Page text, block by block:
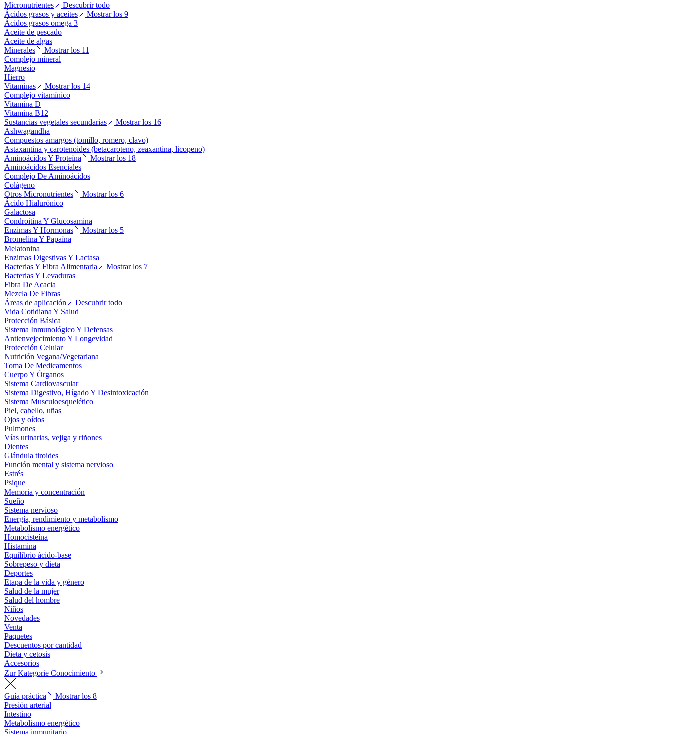
Micronutrientes
Descubrir todo
Ácidos grasos y aceites
Mostrar los 9
Ácidos grasos omega 3
Aceite de pescado
Aceite de algas
Minerales
Mostrar los 11
Complejo mineral
Magnesio
Hierro
Vitaminas
Mostrar los 14
Complejo vitamínico
Vitamina D
Vitamina B12
Sustancias vegetales secundarias
Mostrar los 16
Ashwagandha
Compuestos amargos (tomillo, romero, clavo)
Astaxantina y carotenoides (betacaroteno, zeaxantina, licopeno)
Aminoácidos Y Proteína
Mostrar los 18
Aminoácidos Esenciales
Complejo De Aminoácidos
Colágeno
Otros Micronutrientes
Mostrar los 6
Ácido Hialurónico
Galactosa
Condroitina Y Glucosamina
Enzimas Y Hormonas
Mostrar los 5
Bromelina Y Papaína
Melatonina
Enzimas Digestivas Y Lactasa
Bacterias Y Fibra Alimentaria
Mostrar los 7
Bacterias Y Levaduras
Fibra De Acacia
Mezcla De Fibras
Áreas de aplicación
Descubrir todo
Vida Cotidiana Y Salud
Protección Básica
Sistema Inmunológico Y Defensas
Antienvejecimiento Y Longevidad
Protección Celular
Nutrición Vegana/Vegetariana
Toma De Medicamentos
Cuerpo Y Órganos
Sistema Cardiovascular
Sistema Digestivo, Hígado Y Desintoxicación
Sistema Musculoesquelético
Piel, cabello, uñas
Ojos y oídos
Pulmones
Vías urinarias, vejiga y riñones
Dientes
Glándula tiroides
Función mental y sistema nervioso
Estrés
Psique
Memoria y concentración
Sueño
Sistema nervioso
Energía, rendimiento y metabolismo
Metabolismo energético
Homocisteína
Histamina
Equilibrio ácido-base
Sobrepeso y dieta
Deportes
Etapa de la vida y género
Salud de la mujer
Salud del hombre
Niños
Novedades
Venta
Paquetes
Descuentos por cantidad
Dieta y cetosis
Accesorios
Zur Kategorie Conocimiento
Guía práctica
Mostrar los 8
Presión arterial
Intestino
Metabolismo energético